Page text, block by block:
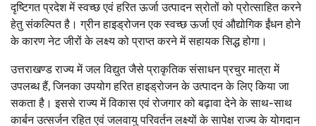
दृष्टिगत प्रदेश में स्वच्छ एवं हरित ऊर्जा उत्पादन स्रोतों को प्रोत्साहित करने
हेतु संकल्पित है। ग्रीन हाइड्रोजन एक स्वच्छ ऊर्जा एवं औद्योगिक ईंधन होने
के कारण नेट जीरों के लक्ष्य को प्राप्त करने में सहायक सिद्ध होगा।
उत्तराखण्ड राज्य में जल विद्युत जैसे प्राकृतिक संसाधन प्रचुर मात्रा में
उपलब्ध हैं, जिनका उपयोग हरित हाइड्रोजन के उत्पादन के लिए किया जा
सकता है। इससे राज्य में विकास एवं रोजगार को बढ़ावा देने के साथ-साथ
कार्बन उत्सर्जन रहित एवं जलवायु परिवर्तन लक्ष्यों के सापेक्ष राज्य के योगदान